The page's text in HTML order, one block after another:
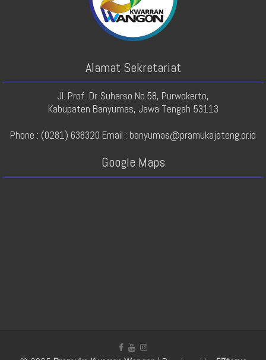
Alamat Sekretariat
Jl. Prof. Dr. Suharso No.58, Purwokerto,
Kabupaten Banyumas, Jawa Tengah 53113
Phone : (0281) 638320 Email : banyumas@pramukajateng.or.id
Google Maps